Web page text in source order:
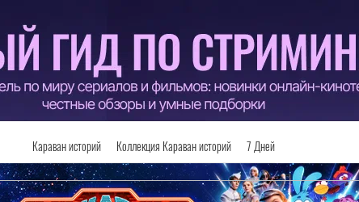
Караван историй Коллекция Караван историй 7 Дней